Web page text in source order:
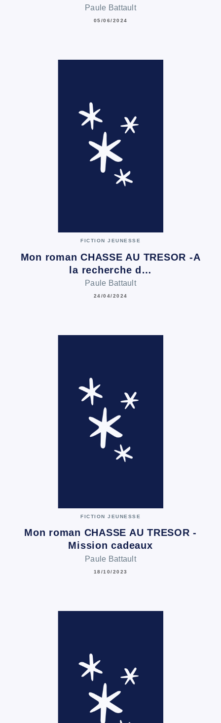
Paule Battault
05/06/2024
FICTION JEUNESSE
Mon roman CHASSE AU TRESOR -A
la recherche d…
Paule Battault
24/04/2024
FICTION JEUNESSE
Mon roman CHASSE AU TRESOR -
Mission cadeaux
Paule Battault
18/10/2023